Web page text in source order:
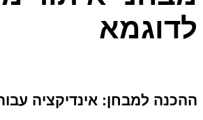
לדוגמא
ההכנה למבחן: אינדיקציה